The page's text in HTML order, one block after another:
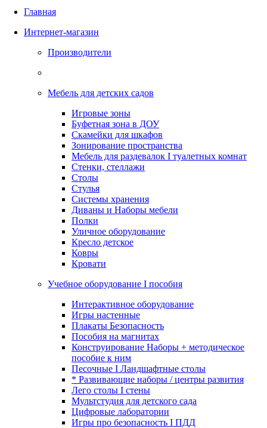
Главная
Интернет-магазин
Производители
Мебель для детских садов
Игровые зоны
Буфетная зона в ДОУ
Скамейки для шкафов
Зонирование пространства
Мебель для раздевалок I туалетных комнат
Стенки, стеллажи
Столы
Стулья
Системы хранения
Диваны и Наборы мебели
Полки
Уличное оборудование
Кресло детское
Ковры
Кровати
Учебное оборудование I пособия
Интерактивное оборудование
Игры настенные
Плакаты Безопасность
Пособия на магнитах
Конструирование Наборы + методическое
пособие к ним
Песочные I Ландшафтные столы
* Развивающие наборы / центры развития
Лего столы I стены
Мультстудия для детского сада
Цифровые лаборатории
Игры про безопасность I ПДД